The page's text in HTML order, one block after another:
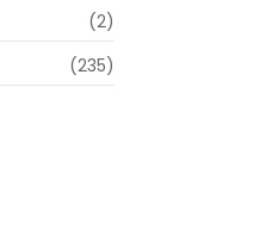
(2)
(235)